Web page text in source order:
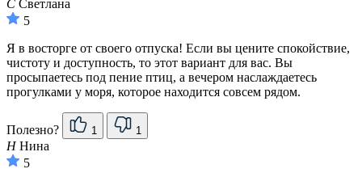
С Светлана
5
Я в восторге от своего отпуска! Если вы цените спокойствие,
чистоту и доступность, то этот вариант для вас. Вы
просыпаетесь под пение птиц, а вечером наслаждаетесь
прогулками у моря, которое находится совсем рядом.
Полезно? 1 1
ННина
5